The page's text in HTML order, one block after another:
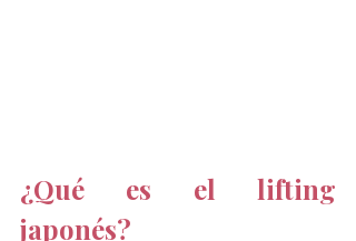
¿Qué es el lifting
japonés?